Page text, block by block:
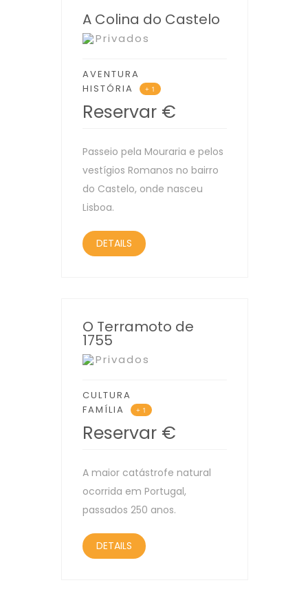
A Colina do Castelo
Privados
AVENTURA
HISTÓRIA
+ 1
Reservar €
Passeio pela Mouraria e pelos
vestígios Romanos no bairro
do Castelo, onde nasceu
Lisboa.
DETAILS
O Terramoto de
1755
Privados
CULTURA
FAMÍLIA
+ 1
Reservar €
A maior catástrofe natural
ocorrida em Portugal,
passados 250 anos.
DETAILS